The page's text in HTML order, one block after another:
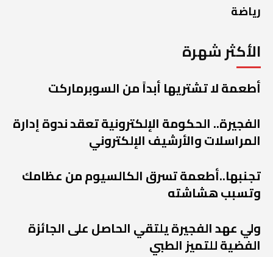
رياضة
الأكثر شهرة
أطعمة لا تشتريها أبداً من السوبرماركت
الفجيرة.. الحكومة الإلكترونية تعقد ندوة إدارة
المراسلات والأرشيف الإلكتروني
تجنبها..أطعمة تسرق الكالسيوم من عظامك
وتسبب هشاشته
ولي عهد الفجيرة يلتقي الحاصل على الجائزة
الفضية للتميز الطبي